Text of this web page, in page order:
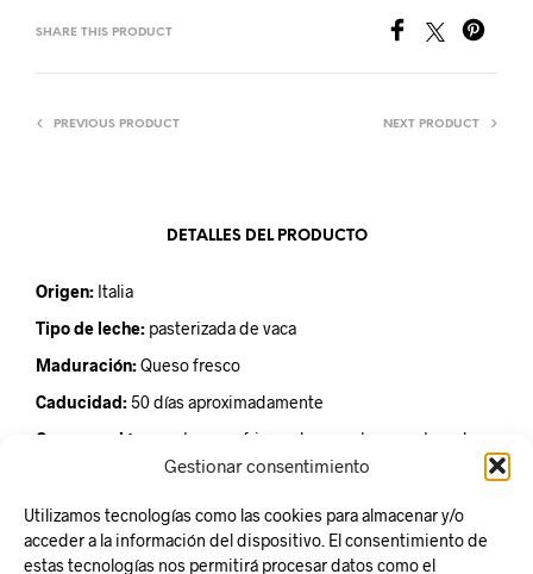
Gestionar consentimiento
Utilizamos tecnologías como las cookies para almacenar y/o
acceder a la información del dispositivo. El consentimiento de
estas tecnologías nos permitirá procesar datos como el
SHARE THIS PRODUCT
PREVIOUS PRODUCT NEXT PRODUCT
DETALLES DEL PRODUCTO
Origen: Italia
Tipo de leche: pasterizada de vaca
Maduración:Queso fresco
Caducidad:50 días aproximadamente
Conservación:
mantener refrigerado a una temperatura de